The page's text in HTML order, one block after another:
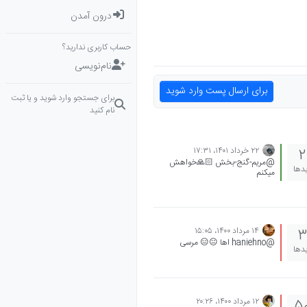
برای ارسال پست وارد شوید
۲۲ خرداد ۱۴۰۱،‏ ۱۷:۳۱
@مریم-گنج-بخش 🙏🏻خواهش
میکنم
۱۴ مرداد ۱۴۰۰،‏ ۱۵:۰۵
@haniehno اها 😐😑 مرسی
۱۲ مرداد ۱۴۰۰،‏ ۲۰:۲۶
درون آمدن
حساب کاربری ندارید؟
نام‌نویسی
برای جستجو وارد شوید و یا ثبت
نام کنید